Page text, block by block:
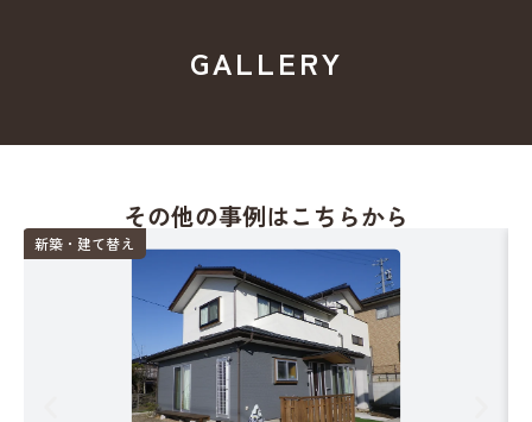
GALLERY
その他の事例はこちらから
新築・建て替え